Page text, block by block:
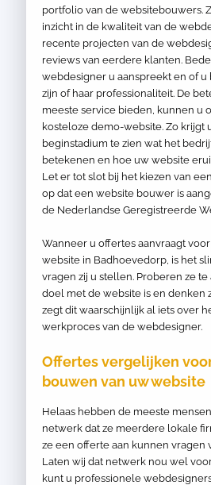
portfolio van de websitebouwers.
inzicht in de kwaliteit van de
recente projecten van de
reviews van eerdere klanten.
webdesigner u aanspreekt en of u
zijn of haar professionaliteit. De
meeste service bieden, kunnen u
kosteloze demo-website. Zo krijgt
beginstadium te zien wat het
betekenen en hoe uw website
Let er tot slot bij het kiezen van
op dat een website bouwer is
de Nederlandse Geregistreerde
Wanneer u offertes aanvraagt
website in Badhoevedorp, is het
vragen zij u stellen. Proberen ze
doel met de website is en denken
zegt dit waarschijnlijk al iets over
werkproces van de webdesigner.
Offertes vergelijken
bouwen van uw website
Helaas hebben de meeste mensen
netwerk dat ze meerdere lokale
ze een offerte aan kunnen vragen
Laten wij dat netwerk nou wel
kunt u professionele